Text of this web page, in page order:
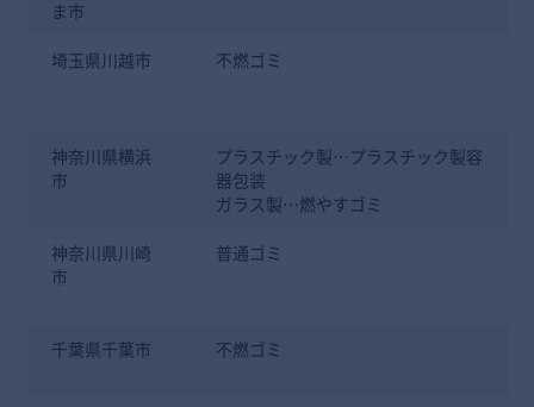
ま市
埼玉県川越市 不燃ゴミ
神奈川県横浜
市
プラスチック製…プラスチック製容
器包装
ガラス製…燃やすゴミ
神奈川県川崎
市
普通ゴミ
千葉県千葉市 不燃ゴミ